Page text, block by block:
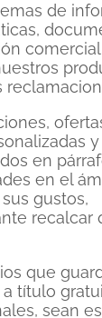
de
en
en el
gustos,
recalcar
que
título
sean